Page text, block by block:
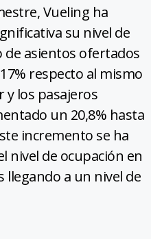
Vueling ha
su nivel de
de asientos ofertados
respecto al mismo
los pasajeros
un 20,8% hasta
incremento se ha
nivel de ocupación en
a un nivel de